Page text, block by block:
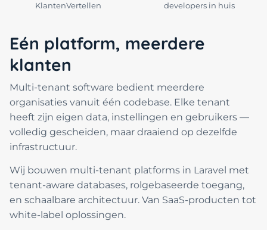
KlantenVertellen developers in huis
Eén platform, meerdere
klanten
Multi-tenant software bedient meerdere
organisaties vanuit één codebase. Elke tenant
heeft zijn eigen data, instellingen en gebruikers —
volledig gescheiden, maar draaiend op dezelfde
infrastructuur.
Wij bouwen multi-tenant platforms in Laravel met
tenant-aware databases, rolgebaseerde toegang,
en schaalbare architectuur. Van SaaS-producten tot
white-label oplossingen.